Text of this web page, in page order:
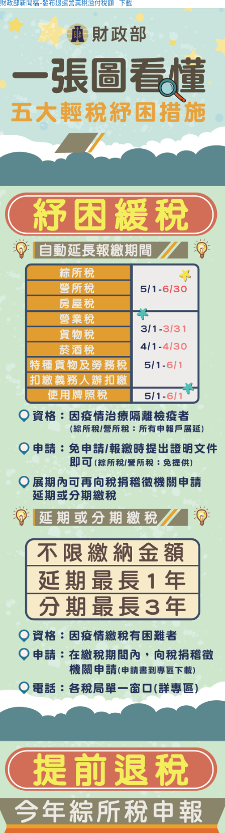
財政部新聞稿-發布退還營業稅溢付稅額
下載